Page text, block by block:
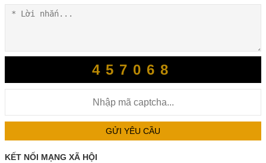
457068
GỬI YÊU CẦU
KẾT NỐI MẠNG XÃ HỘI